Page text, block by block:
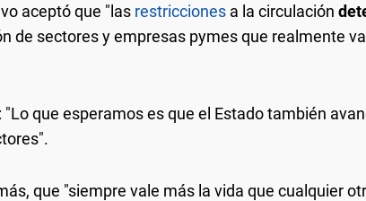
aceptó que "las restricciones a la circulación
de sectores y empresas pymes que realmente
"Lo que esperamos es que el Estado también
que "siempre vale más la vida que cualquier